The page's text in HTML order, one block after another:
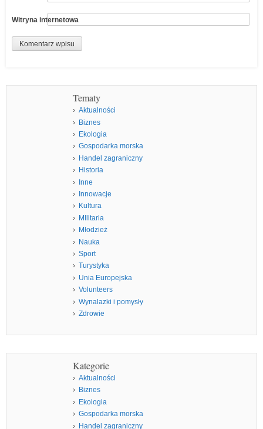
Witryna internetowa
Tematy
Aktualności
Biznes
Ekologia
Gospodarka morska
Handel zagraniczny
Historia
Inne
Innowacje
Kultura
MIlitaria
Młodzież
Nauka
Sport
Turystyka
Unia Europejska
Volunteers
Wynalazki i pomysły
Zdrowie
Kategorie
Aktualności
Biznes
Ekologia
Gospodarka morska
Handel zagraniczny